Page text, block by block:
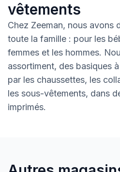
vêtements
Chez Zeeman, nous avons
toute la famille : pour les
femmes et les hommes.
assortiment, des basiques
par les chaussettes, les
les sous-vêtements, dans
imprimés.